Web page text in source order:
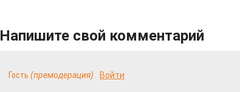
Напишите свой комментарий
Гость (премодерация) Войти